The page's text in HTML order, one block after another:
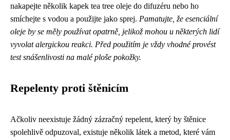
nakapejte několik kapek tea tree oleje do difuzéru nebo ho
smíchejte s vodou a použijte jako sprej. Pamatujte, že esenciální
oleje by se měly používat opatrně, jelikož mohou u některých lidí
vyvolat alergickou reakci. Před použitím je vždy vhodné provést
test snášenlivosti na malé ploše pokožky.
Repelenty proti štěnicím
Ačkoliv neexistuje žádný zázračný repelent, který by štěnice
spolehlivě odpuzoval, existuje několik látek a metod, které vám